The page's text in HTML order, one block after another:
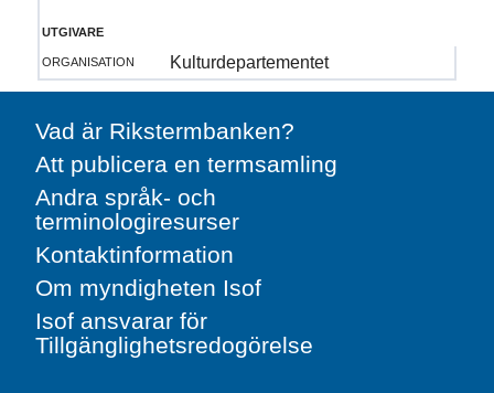
utgivare
organisation
Kulturdepartementet
Vad är Rikstermbanken?
Att publicera en termsamling
Andra språk- och
terminologiresurser
Kontaktinformation
Om myndigheten Isof
Isof ansvarar för
Tillgänglighetsredogörelse